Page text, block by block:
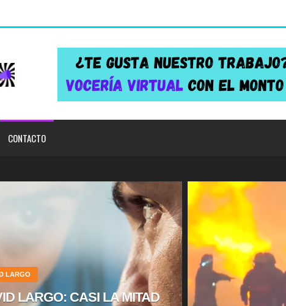
CONTACTO
LARGO
LARGO: CASI LA MITAD